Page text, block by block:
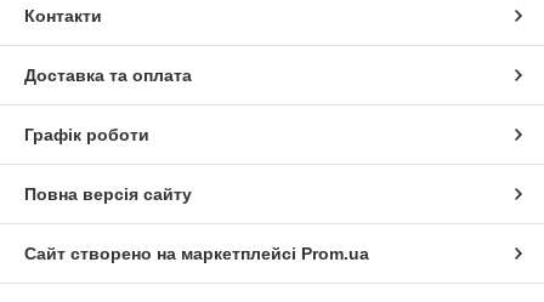
Контакти
Доставка та оплата
Графік роботи
Повна версія сайту
Сайт створено на маркетплейсі Prom.ua